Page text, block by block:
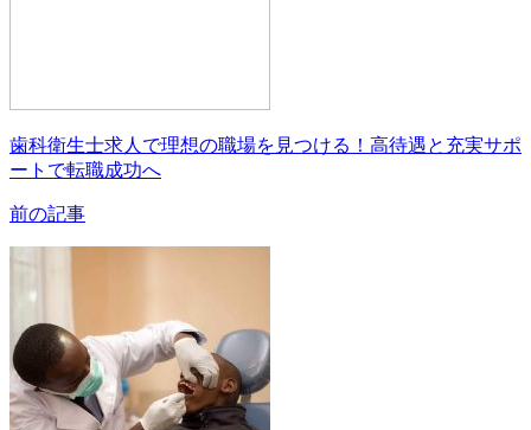
歯科衛生士求人で理想の職場を見つける！高待遇と充実サポ
ートで転職成功へ
前の記事